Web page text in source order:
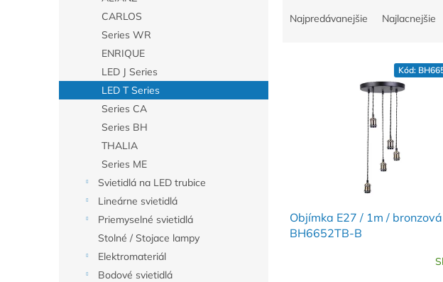
CARLOS
Series WR
ENRIQUE
LED J Series
LED T Series
Series CA
Series BH
THALIA
Series ME
Svietidlá na LED trubice
Lineárne svietidlá
Priemyselné svietidlá
Stolné / Stojace lampy
Elektromateriál
Bodové svietidlá
Najpredávanejšie Najlacnejšie
Objímka E27 / 1m /
BH6652TB-B
Kód: